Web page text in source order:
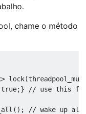
chame o método
lock(
true;} // use this
(); // wake up all